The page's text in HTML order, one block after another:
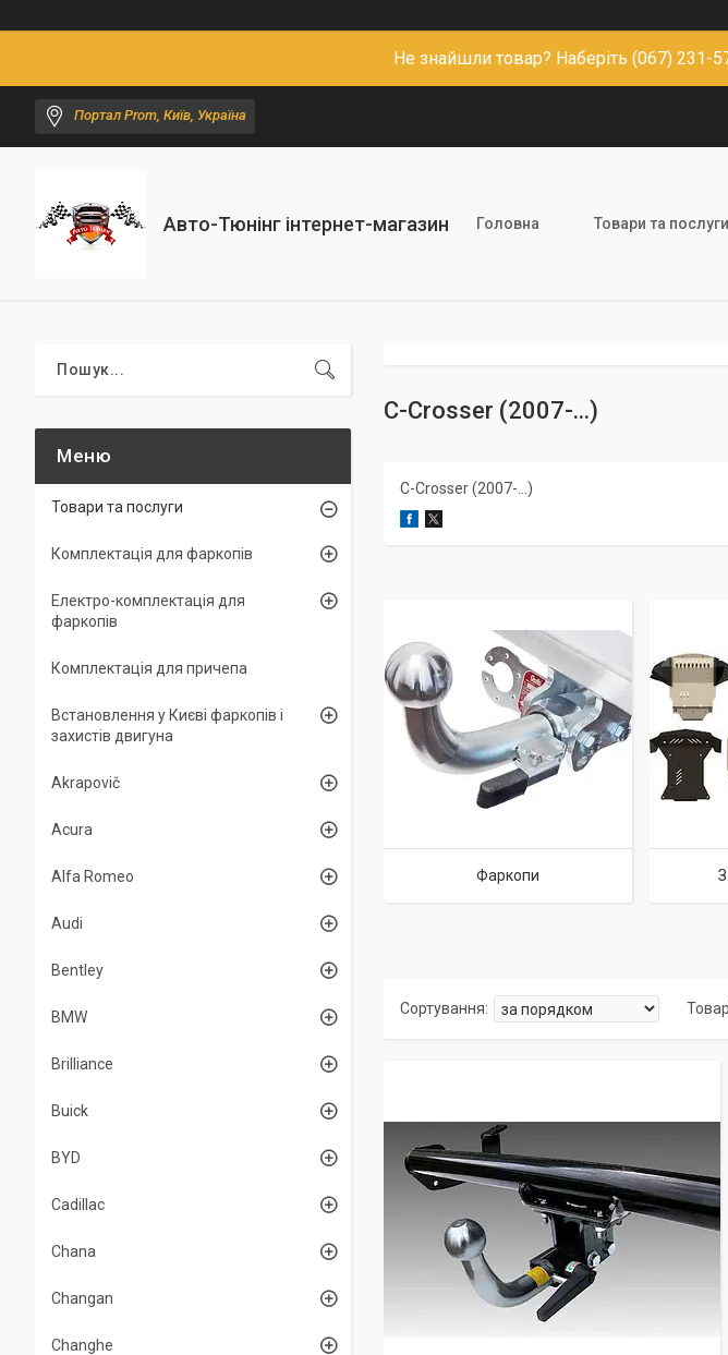
Не знайшли товар? Наберіть (067)
Портал Prom, Київ, Україна
Авто-Тюнінг інтернет-магазин Головна Товари та послуги
С-Crosser (2007-...)
С-Crosser (2007-...)
Фаркопи
Товари та послуги
Комплектація для фаркопів
Електро-комплектація для
фаркопів
Комплектація для причепа
Встановлення у Києві фаркопів і
захистів двигуна
Akrapovič
Acura
Alfa Romeo
Audi
Bentley
BMW
Brilliance
Buick
BYD
Cadillac
Chana
Changan
Changhe